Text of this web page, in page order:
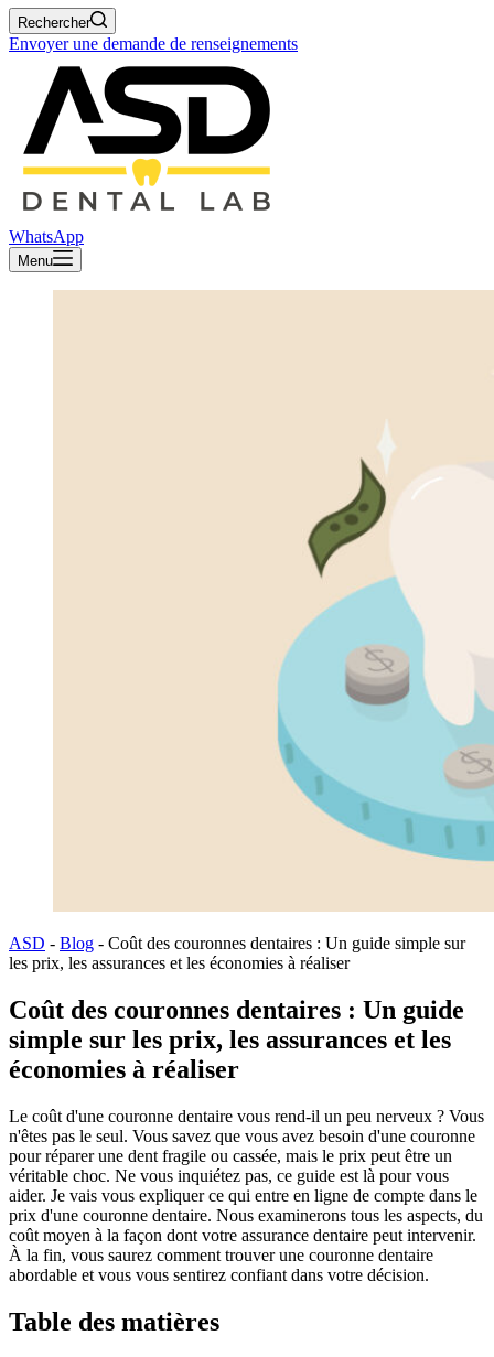
Rechercher
Envoyer une demande de renseignements
WhatsApp
Menu
ASD - Blog - Coût des couronnes dentaires : Un guide simple sur
les prix, les assurances et les économies à réaliser
Coût des couronnes dentaires : Un guide
simple sur les prix, les assurances et les
économies à réaliser
Le coût d'une couronne dentaire vous rend-il un peu nerveux ? Vous
n'êtes pas le seul. Vous savez que vous avez besoin d'une couronne
pour réparer une dent fragile ou cassée, mais le prix peut être un
véritable choc. Ne vous inquiétez pas, ce guide est là pour vous
aider. Je vais vous expliquer ce qui entre en ligne de compte dans le
prix d'une couronne dentaire. Nous examinerons tous les aspects, du
coût moyen à la façon dont votre assurance dentaire peut intervenir.
À la fin, vous saurez comment trouver une couronne dentaire
abordable et vous vous sentirez confiant dans votre décision.
Table des matières